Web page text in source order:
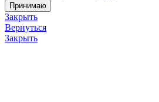
Принимаю
Закрыть
Вернуться
Закрыть